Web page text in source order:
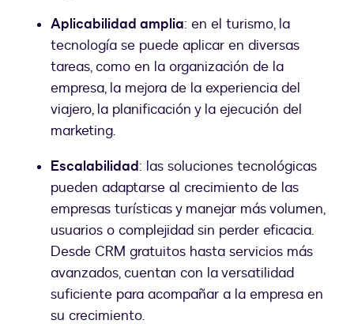
Aplicabilidad amplia: en el turismo, la
tecnología se puede aplicar en diversas
tareas, como en la organización de la
empresa, la mejora de la experiencia del
viajero, la planificación y la ejecución del
marketing.
Escalabilidad: las soluciones tecnológicas
pueden adaptarse al crecimiento de las
empresas turísticas y manejar más volumen,
usuarios o complejidad sin perder eficacia.
Desde CRM gratuitos hasta servicios más
avanzados, cuentan con la versatilidad
suficiente para acompañar a la empresa en
su crecimiento.